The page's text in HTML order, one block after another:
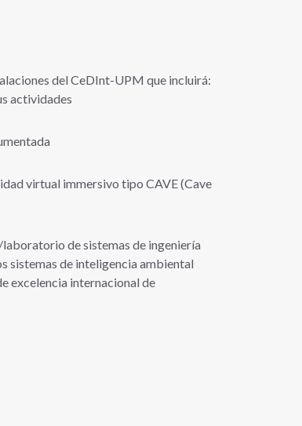
del CeDInt-UPM que incluirá:
actividades
virtual immersivo tipo CAVE (Cave
de sistemas de ingeniería
sistemas de inteligencia ambiental
excelencia internacional de